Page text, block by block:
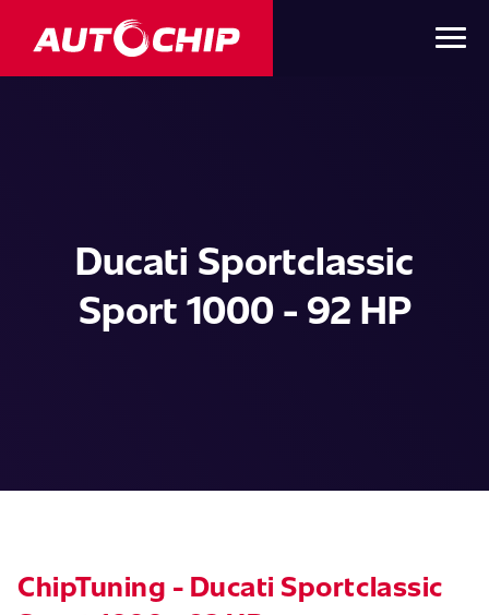
Ducati Sportclassic
Sport 1000 - 92 HP
ChipTuning - Ducati Sportclassic